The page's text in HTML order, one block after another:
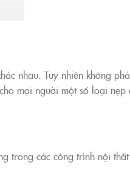
nhau. Tuy nhiên không
mọi người một số loại nẹp
trong các công trình nội